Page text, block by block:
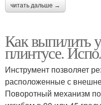
читать дальше →
Как выпилить
плинтусе.
Инструмент позволяет
расположенные с
Поворотный механизм